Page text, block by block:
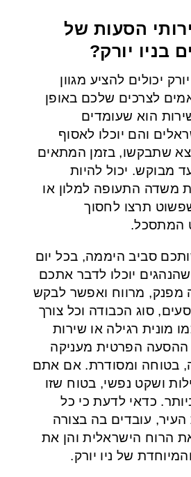
הסעות של
בניו יורק?
יכולים להציע מגוון
לצרכים שלכם באופן
הוא שעומדים
והם יוכלו לאסוף
שתבקשו, בזמן המתאים
מבוקש. יכול להיות
משדה התעופה למלון או
תרצו לחסוך
המתסכל.
סביב היממה, בכל יום
יוכלו לדבר אתכם
מפנק, מרווח ואפשר לבקש
סוג הכבודה וכל צורך
מונית רגילה או שירות
ההסעה הפרטית מעניקה
בטוחה ומסודרת. אם אתם
ושקט נפשי, בטוח שזו
כדאי לדעת כי כל
עובדים בה בצורה
הרוח הישראלית והן את
של ניו יורק.